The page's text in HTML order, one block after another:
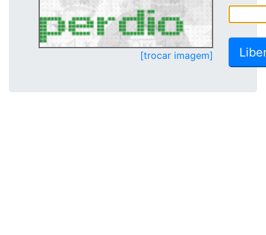
[trocar imagem]